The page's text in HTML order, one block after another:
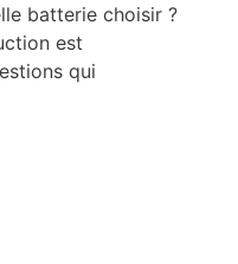
batterie choisir ?
est
qui